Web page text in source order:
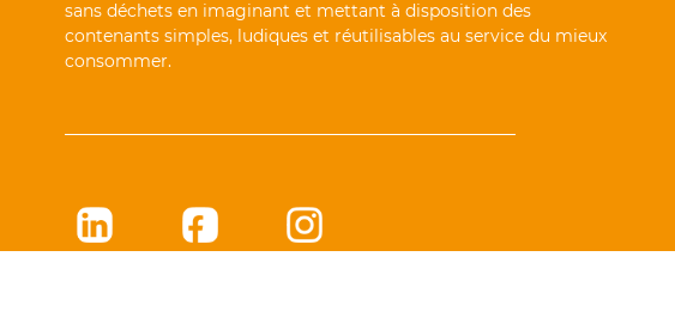
sans déchets en imaginant et mettant à disposition des
contenants simples, ludiques et réutilisables au service du mieux
consommer.